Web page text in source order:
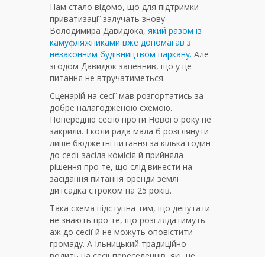
Нам стало відомо, що для підтримки
приватизації залучать знову
Володимира Давидюка, який разом із
камуфляжниками вже допомагав з
незаконним будівництвом паркану. Але
згодом Давидюк запевнив, що у це
питання не втручатиметься.
Сценарій на сесії мав розгортатись за
добре налагодженою схемою.
Попередню сесію проти Нового року не
закрили. І коли рада мала б розглянути
лише бюджетні питання за кілька годин
до сесії засіла комісія й прийняла
рішення про те, що слід винести на
засідання питання оренди землі
дитсадка строком на 25 років.
Така схема підступна тим, що депутати
не знають про те, що розглядатимуть
аж до сесії й не можуть оповістити
громаду. А Ільницький традиційно